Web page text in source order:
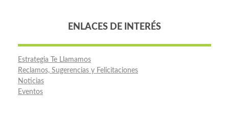
ENLACES DE INTERÉS
Estrategia Te Llamamos
Reclamos, Sugerencias y Felicitaciones
Noticias
Eventos